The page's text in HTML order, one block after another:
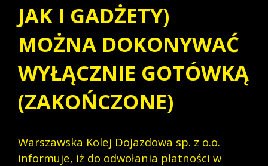
JAK I GADŻETY)
MOŻNA DOKONYWAĆ
WYŁĄCZNIE GOTÓWKĄ
(ZAKOŃCZONE)
Warszawska Kolej Dojazdowa sp. z o.o.
informuje, iż do odwołania płatności w